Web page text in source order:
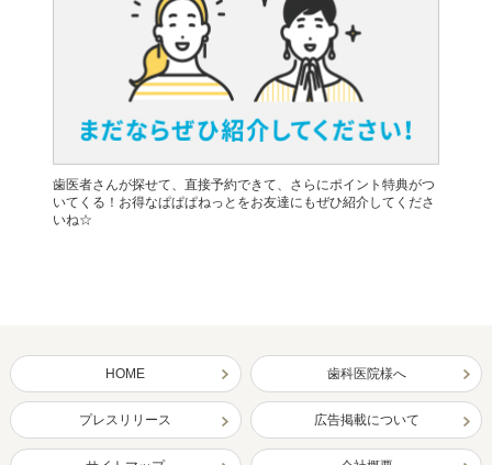
歯医者さんが探せて、直接予約できて、さらにポイント特典がつ
いてくる！お得なぱぱぱねっとをお友達にもぜひ紹介してくださ
いね☆
HOME 歯科医院様へ
プレスリリース 広告掲載について